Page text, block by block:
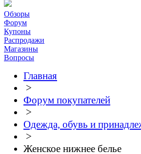
Обзоры
Форум
Купоны
Распродажи
Магазины
Вопросы
Главная
>
Форум покупателей
>
Одежда, обувь и
>
Женское нижнее белье